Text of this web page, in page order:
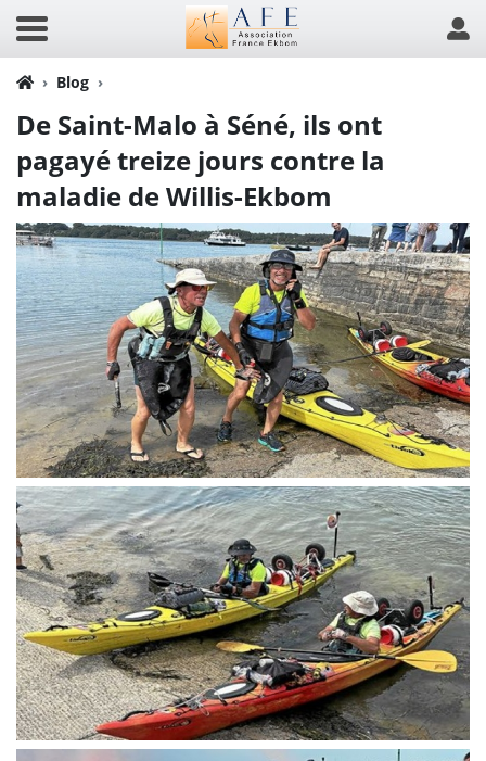
Blog
De Saint-Malo à Séné, ils ont
pagayé treize jours contre la
maladie de Willis-Ekbom